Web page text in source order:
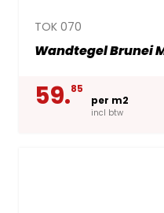
TOK 070
Wandtegel Brunei
59.85
per m2
incl btw